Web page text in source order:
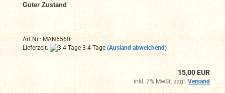
Guter Zustand
Art.Nr.: MAN6560
Lieferzeit:
3-4 Tage (Ausland abweichend)
15,00 EUR
inkl. 7% MwSt. zzgl. Versand